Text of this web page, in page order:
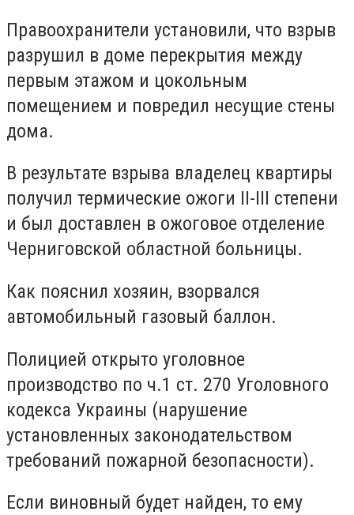
Правоохранители установили, что взрыв
разрушил в доме перекрытия между
первым этажом и цокольным
помещением и повредил несущие стены
дома.
В результате взрыва владелец квартиры
получил термические ожоги II-III степени
и был доставлен в ожоговое отделение
Черниговской областной больницы.
Как пояснил хозяин, взорвался
автомобильный газовый баллон.
Полицией открыто уголовное
производство по ч.1 ст. 270 Уголовного
кодекса Украины (нарушение
установленных законодательством
требований пожарной безопасности).
Если виновный будет найден, то ему